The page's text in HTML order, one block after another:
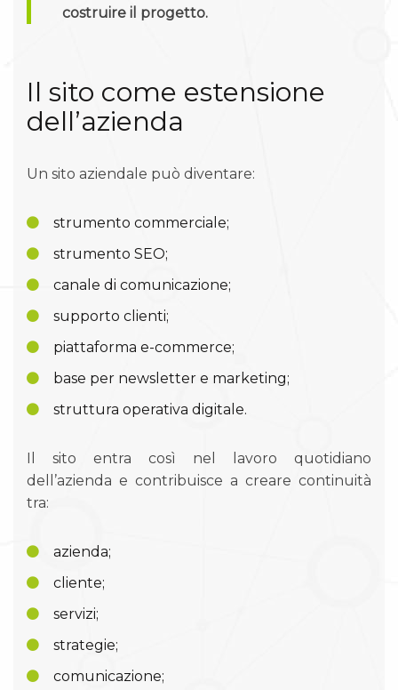
costruire il progetto.
Il sito come estensione
dell’azienda
Un sito aziendale può diventare:
strumento commerciale;
strumento SEO;
canale di comunicazione;
supporto clienti;
piattaforma e-commerce;
base per newsletter e marketing;
struttura operativa digitale.
Il sito entra così nel lavoro quotidiano
dell’azienda e contribuisce a creare continuità
tra:
azienda;
cliente;
servizi;
strategie;
comunicazione;